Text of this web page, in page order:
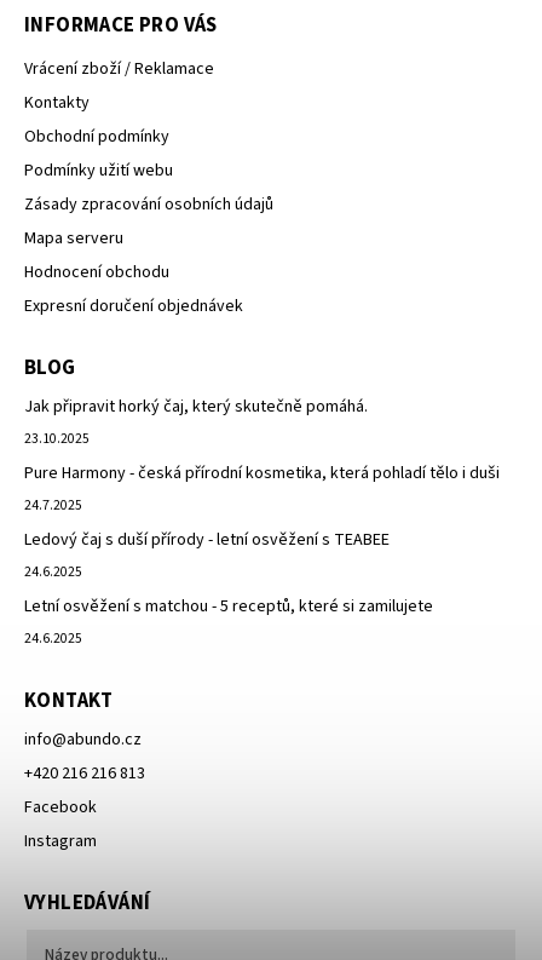
INFORMACE PRO VÁS
Vrácení zboží / Reklamace
Kontakty
Obchodní podmínky
Podmínky užití webu
Zásady zpracování osobních údajů
Mapa serveru
Hodnocení obchodu
Expresní doručení objednávek
BLOG
Jak připravit horký čaj, který skutečně pomáhá.
23.10.2025
Pure Harmony - česká přírodní kosmetika, která pohladí tělo i duši
24.7.2025
Ledový čaj s duší přírody - letní osvěžení s TEABEE
24.6.2025
Letní osvěžení s matchou - 5 receptů, které si zamilujete
24.6.2025
KONTAKT
info@abundo.cz
+420 216 216 813
Facebook
Instagram
VYHLEDÁVÁNÍ